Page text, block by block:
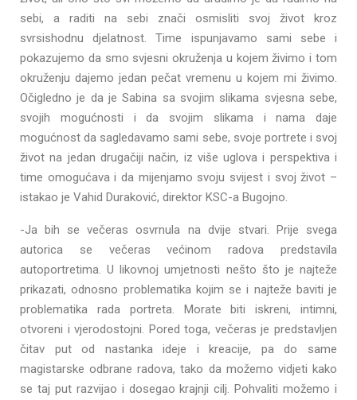
sebi, a raditi na sebi znači osmisliti svoj život kroz
svrsishodnu djelatnost. Time ispunjavamo sami sebe i
pokazujemo da smo svjesni okruženja u kojem živimo i tom
okruženju dajemo jedan pečat vremenu u kojem mi živimo.
Očigledno je da je Sabina sa svojim slikama svjesna sebe,
svojih mogućnosti i da svojim slikama i nama daje
mogućnost da sagledavamo sami sebe, svoje portrete i svoj
život na jedan drugačiji način, iz više uglova i perspektiva i
time omogućava i da mijenjamo svoju svijest i svoj život –
istakao je Vahid Duraković, direktor KSC-a Bugojno.
-Ja bih se večeras osvrnula na dvije stvari. Prije svega
autorica se večeras većinom radova predstavila
autoportretima. U likovnoj umjetnosti nešto što je najteže
prikazati, odnosno problematika kojim se i najteže baviti je
problematika rada portreta. Morate biti iskreni, intimni,
otvoreni i vjerodostojni. Pored toga, večeras je predstavljen
čitav put od nastanka ideje i kreacije, pa do same
magistarske odbrane radova, tako da možemo vidjeti kako
se taj put razvijao i dosegao krajnji cilj. Pohvaliti možemo i